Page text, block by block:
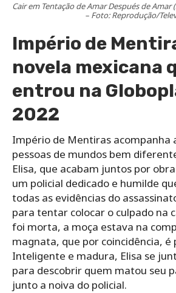
Cair em Tentação de Amar Después de
– Foto: Reprodução/
Império de
novela mexicana
entrou na
2022
Império de Mentiras acompanha
pessoas de mundos bem
Elisa, que acabam juntos por
um policial dedicado e humilde
todas as evidências do
para tentar colocar o culpado na
foi morta, a moça estava na
magnata, que por coincidência, é
Inteligente e madura, Elisa se
para descobrir quem matou seu
junto a noiva do policial.